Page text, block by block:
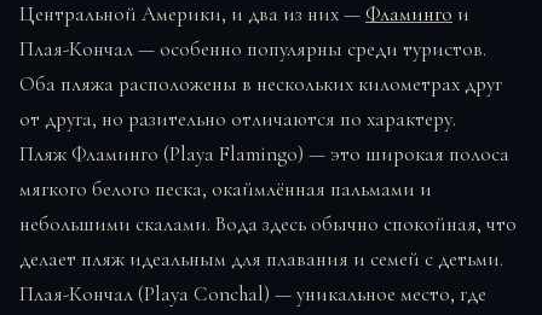
Центральной Америки, и два из них — Фламинго и
Плая-Кончал — особенно популярны среди туристов.
Оба пляжа расположены в нескольких километрах друг
от друга, но разительно отличаются по характеру.
Пляж Фламинго (Playa Flamingo) — это широкая полоса
мягкого белого песка, окаймлённая пальмами и
небольшими скалами. Вода здесь обычно спокойная, что
делает пляж идеальным для плавания и семей с детьми.
Плая-Кончал (Playa Conchal) — уникальное место, где